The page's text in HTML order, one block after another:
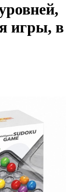
игры, в